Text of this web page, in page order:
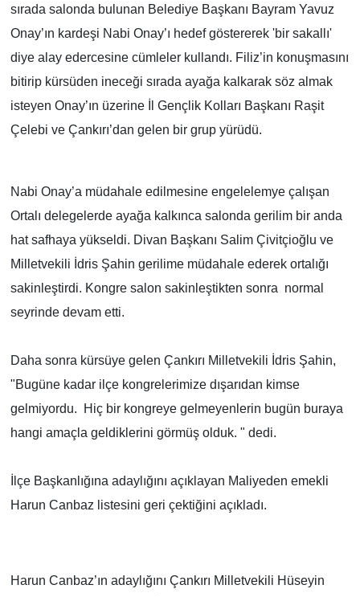
sırada salonda bulunan Belediye Başkanı Bayram Yavuz
Onay’ın kardeşi Nabi Onay’ı hedef göstererek 'bir sakallı'
diye alay edercesine cümleler kullandı. Filiz’in konuşmasını
bitirip kürsüden ineceği sırada ayağa kalkarak söz almak
isteyen Onay’ın üzerine İl Gençlik Kolları Başkanı Raşit
Çelebi ve Çankırı’dan gelen bir grup yürüdü.
Nabi Onay’a müdahale edilmesine engelelemye çalışan
Ortalı delegelerde ayağa kalkınca salonda gerilim bir anda
hat safhaya yükseldi. Divan Başkanı Salim Çivitçioğlu ve
Milletvekili İdris Şahin gerilime müdahale ederek ortalığı
sakinleştirdi. Kongre salon sakinleştikten sonra normal
seyrinde devam etti.
Daha sonra kürsüye gelen Çankırı Milletvekili İdris Şahin,
"Bugüne kadar ilçe kongrelerimize dışarıdan kimse
gelmiyordu. Hiç bir kongreye gelmeyenlerin bugün buraya
hangi amaçla geldiklerini görmüş olduk. " dedi.
İlçe Başkanlığına adaylığını açıklayan Maliyeden emekli
Harun Canbaz listesini geri çektiğini açıkladı.
Harun Canbaz’ın adaylığını Çankırı Milletvekili Hüseyin